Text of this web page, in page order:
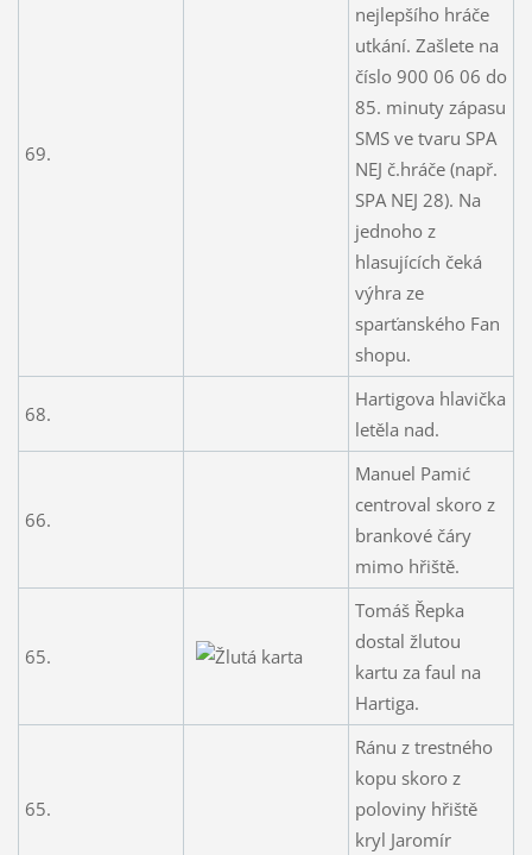
69.
nejlepšího hráče
utkání. Zašlete na
číslo 900 06 06 do
85. minuty zápasu
SMS ve tvaru SPA
NEJ č.hráče (např.
SPA NEJ 28). Na
jednoho z
hlasujících čeká
výhra ze
sparťanského Fan
shopu.
68.
Hartigova hlavička
letěla nad.
66.
Manuel Pamić
centroval skoro z
brankové čáry
mimo hřiště.
65.
Tomáš Řepka
dostal žlutou
kartu za faul na
Hartiga.
65.
Ránu z trestného
kopu skoro z
poloviny hřiště
kryl Jaromír